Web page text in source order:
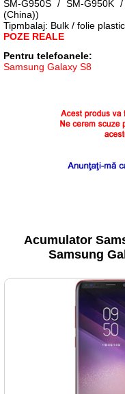
SM-G950S / SM-G950K
(China))
Tipmbalaj: Bulk / folie plastic
POZE REALE
Pentru telefoanele:
Samsung Galaxy S8
Acumulator
Samsung